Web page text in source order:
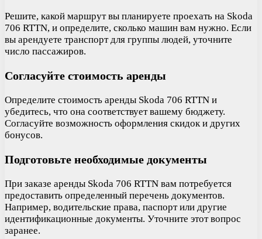
Решите, какой маршрут вы планируете проехать на Skoda
706 RTTN, и определите, сколько машин вам нужно. Если
вы арендуете транспорт для группы людей, уточните
число пассажиров.
Согласуйте стоимость аренды
Определите стоимость аренды Skoda 706 RTTN и
убедитесь, что она соответствует вашему бюджету.
Согласуйте возможность оформления скидок и других
бонусов.
Подготовьте необходимые документы
При заказе аренды Skoda 706 RTTN вам потребуется
предоставить определенный перечень документов.
Например, водительские права, паспорт или другие
идентификационные документы. Уточните этот вопрос
заранее.